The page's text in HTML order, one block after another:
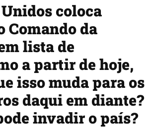
coloca
Comando da
lista de
a partir de hoje,
isso muda para os
daqui em diante?
invadir o país?